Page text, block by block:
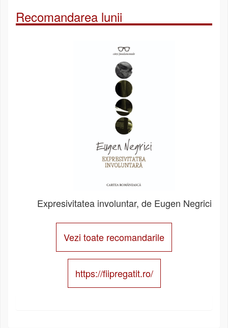
Recomandarea lunii
Expresivitatea involuntar, de Eugen Negrici
Vezi toate recomandarile
https://fiipregatit.ro/